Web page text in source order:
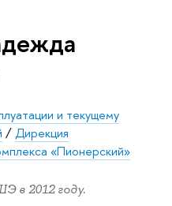
и текущему
/Дирекция
«Пионерский»
в 2012 году.